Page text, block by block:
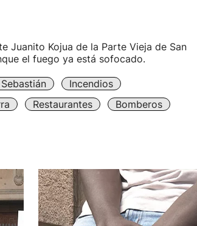
Juanito Kojua de la Parte Vieja de San
el fuego ya está sofocado.
Incendios
Restaurantes Bomberos